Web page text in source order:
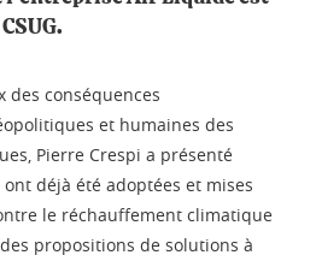
des conséquences
et humaines des
Pierre Crespi a présenté
déjà été adoptées et mises
le réchauffement climatique
propositions de solutions à